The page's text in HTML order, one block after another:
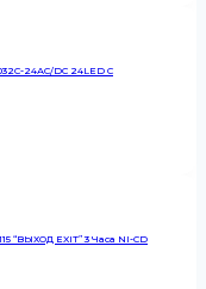
24АС/DC 24LED С
“ВЫХОД EXIT” 3 Часа NI-CD